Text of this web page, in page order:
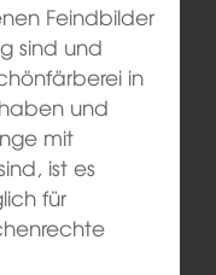
Feindbilder
sind und
in
und
mit
ist es
für